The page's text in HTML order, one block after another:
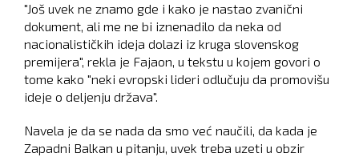
"Još uvek ne znamo gde i kako je nastao zvanični
dokument, ali me ne bi iznenadilo da neka od
nacionalističkih ideja dolazi iz kruga slovenskog
premijera", rekla je Fajaon, u tekstu u kojem govori o
tome kako "neki evropski lideri odlučuju da promovišu
ideje o deljenju država".
Navela je da se nada da smo već naučili, da kada je
Zapadni Balkan u pitanju, uvek treba uzeti u obzir